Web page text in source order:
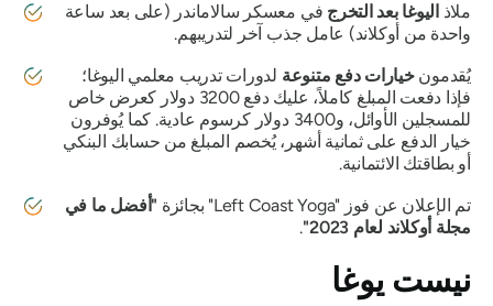
ملاذاليوغا بعد التخرج في معسكر سالاماندر (على بعد ساعة
واحدة من أوكلاند) عامل جذب آخر لتدريبهم.
يُقدمونخيارات دفع متنوعةلدورات تدريب معلمي اليوغا؛
فإذا دفعت المبلغ كاملاً، عليك دفع 3200 دولار كعرض خاص
للمسجلين الأوائل، و3400 دولار كرسوم عادية. كما يُوفرون
خيار الدفع على ثمانية أشهر، يُخصم المبلغ من حسابك البنكي
أو بطاقتك الائتمانية.
تم الإعلان عن فوز "Left Coast Yoga" بجائزة
"أفضل ما في
مجلة أوكلاند لعام 2023"
.
نيست يوغا